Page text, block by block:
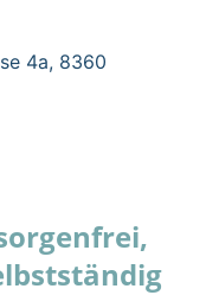
4a, 8360